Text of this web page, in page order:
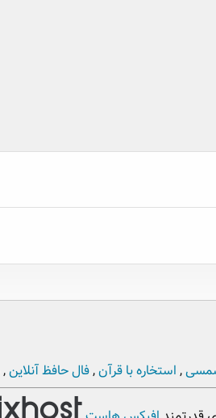
, استخاره با قرآن,فال حافظ آنلاین,